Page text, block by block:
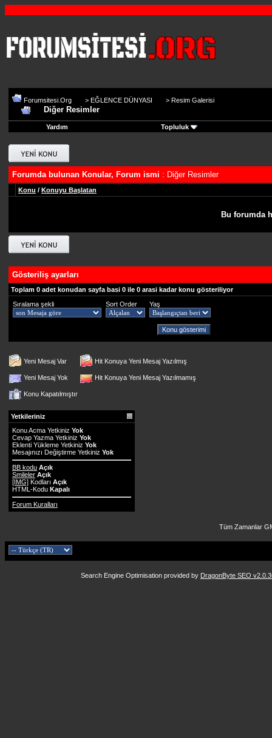
Forumsitesi.Org > EĞLENCE DÜNYASI > Resim Galerisi
Diğer Resimler
Yardım Topluluk
Forumda bulunan Konular, Forum ismi : Diğer Resimler
Konu / Konuyu Başlatan
Bu forumda
Gösteriliş ayarları
Toplam 0 adet konudan sayfa basi 0 ile 0 arasi kadar konu gösteriliyor
Sıralama şekli
Sort Order Yaş
Yeni Mesaj Var Hit Konuya Yeni Mesaj Yazılmış
Yeni Mesaj Yok Hit Konuya Yeni Mesaj Yazılmamış
Konu Kapatılmıştır
Yetkileriniz
Konu Acma Yetkiniz Yok
Cevap Yazma Yetkiniz Yok
Eklenti Yükleme Yetkiniz Yok
Mesajınızı Değiştirme Yetkiniz Yok
BB kodu Açık
Smileler Açık
[IMG] Kodları Açık
HTML-Kodu Kapalı
Forum Kuralları
Tüm Zamanlar
Search Engine Optimisation provided by DragonByte SEO